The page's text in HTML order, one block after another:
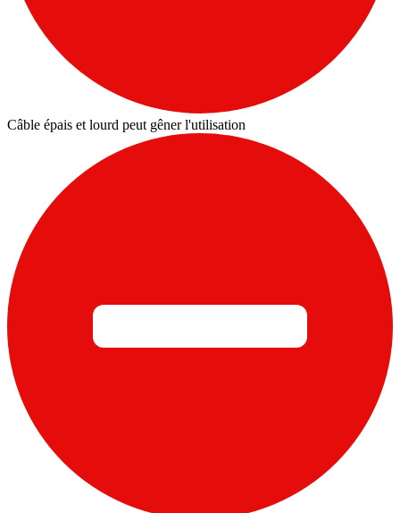
Câble épais et lourd peut gêner l'utilisation